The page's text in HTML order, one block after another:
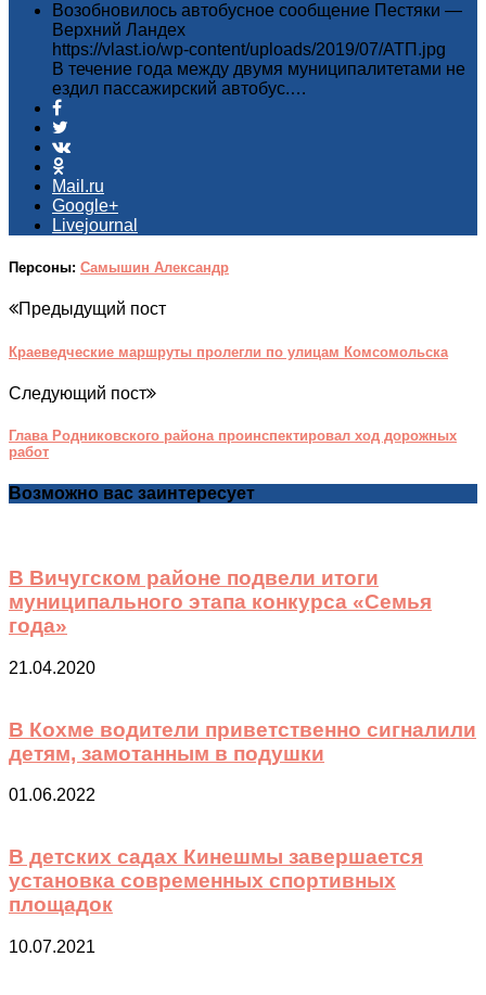
Возобновилось автобусное сообщение Пестяки —
Верхний Ландех
https://vlast.io/wp-content/uploads/2019/07/АТП.jpg
В течение года между двумя муниципалитетами не
ездил пассажирский автобус.…
Mail.ru
Google+
Livejournal
Персоны: Самышин Александр
Предыдущий пост
Краеведческие маршруты пролегли по улицам Комсомольска
Следующий пост
Глава Родниковского района проинспектировал ход дорожных
работ
Возможно вас заинтересует
В Вичугском районе подвели итоги
муниципального этапа конкурса «Семья
года»
21.04.2020
В Кохме водители приветственно сигналили
детям, замотанным в подушки
01.06.2022
В детских садах Кинешмы завершается
установка современных спортивных
площадок
10.07.2021